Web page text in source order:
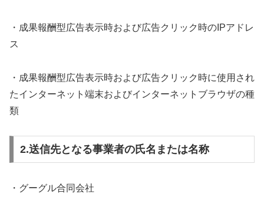
・成果報酬型広告表示時および広告クリック時のIPアドレ
ス
・成果報酬型広告表示時および広告クリック時に使用され
たインターネット端末およびインターネットブラウザの種
類
2.送信先となる事業者の氏名または名称
・グーグル合同会社